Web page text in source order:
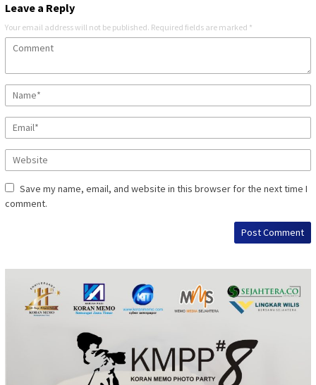
Leave a Reply
Your email address will not be published. Required fields are marked *
Save my name, email, and website in this browser for the next time I
comment.